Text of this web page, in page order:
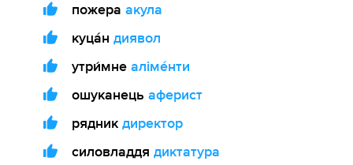
пожера акула
куца́н диявол
утри́мне аліме́нти
ошуканець аферист
рядник директор
силовладдя диктатура